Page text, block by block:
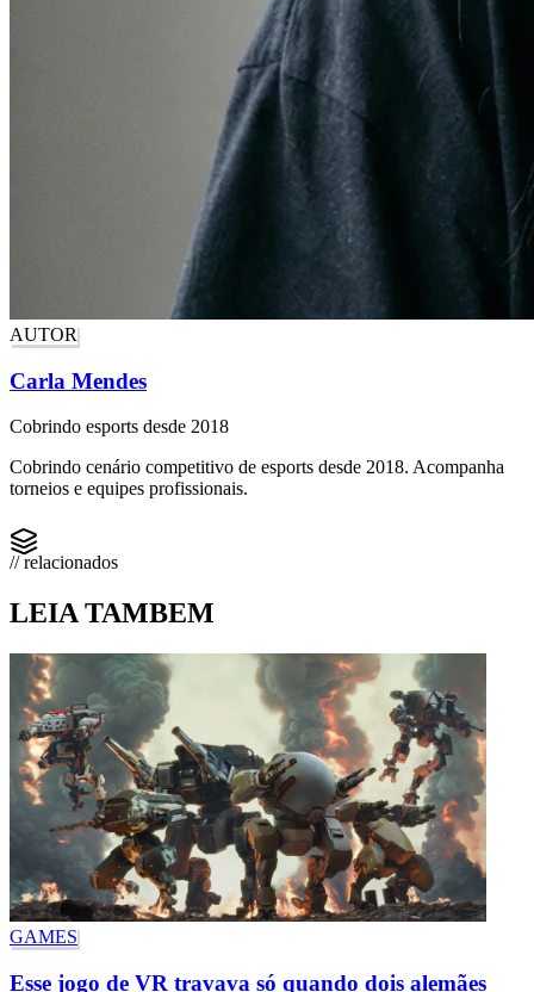
AUTOR
Carla Mendes
Cobrindo esports desde 2018
Cobrindo cenário competitivo de esports desde 2018. Acompanha
torneios e equipes profissionais.
// relacionados
LEIA TAMBEM
GAMES
Esse jogo de VR travava só quando dois alemães